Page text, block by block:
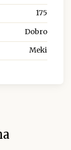
175
Dobro
Meki